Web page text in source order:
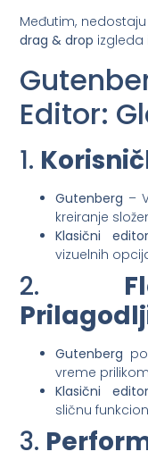
Međutim,
drag & drop
Editor:
1.
Gutenberg –
kreiranje
Klasični editor
vizuelnih
2.
Gutenberg
vreme
Klasični editor
sličnu
3.